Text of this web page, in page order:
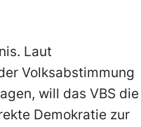
Laut
Volksabstimmung
will das VBS die
Demokratie zur